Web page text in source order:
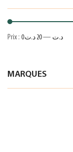
Prix : 0 د.ت —20 د.ت
MARQUES